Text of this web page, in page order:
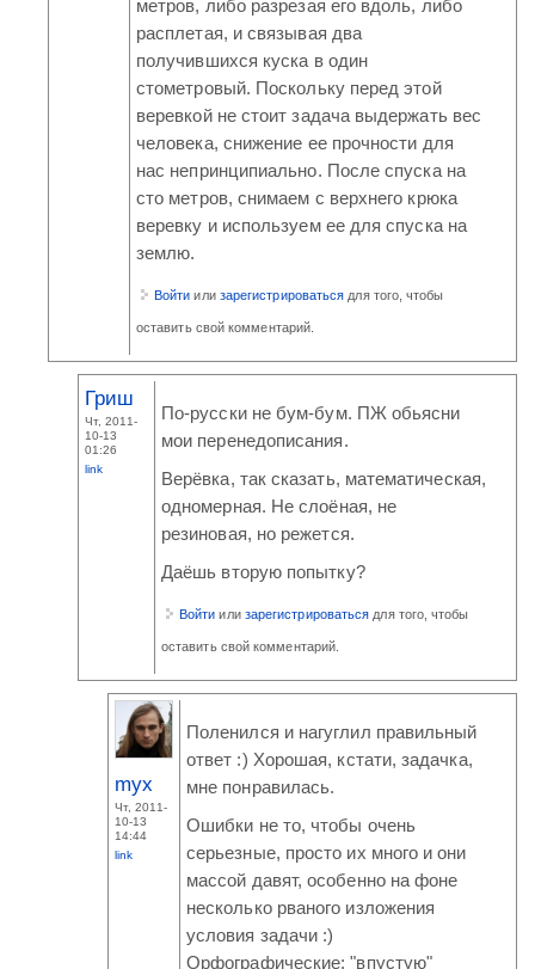
метров, либо разрезая его вдоль, либо
расплетая, и связывая два
получившихся куска в один
стометровый. Поскольку перед этой
веревкой не стоит задача выдержать вес
человека, снижение ее прочности для
нас непринципиально. После спуска на
сто метров, снимаем с верхнего крюка
веревку и используем ее для спуска на
землю.
Войти или зарегистрироваться для того, чтобы
оставить свой комментарий.
Гриш
Чт, 2011-
10-13
01:26
link
По-русски не бум-бум. ПЖ обьясни
мои перенедописания.
Верёвка, так сказать, математическая,
одномерная. Не слоёная, не
резиновая, но режется.
Даёшь вторую попытку?
Войти или зарегистрироваться для того, чтобы
оставить свой комментарий.
myx
Чт, 2011-
10-13
14:44
link
Поленился и нагуглил правильный
ответ :) Хорошая, кстати, задачка,
мне понравилась.
Ошибки не то, чтобы очень
серьезные, просто их много и они
массой давят, особенно на фоне
несколько рваного изложения
условия задачи :)
Орфографические: "впустую"